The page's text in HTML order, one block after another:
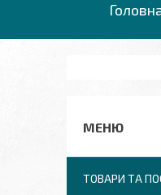
ТОВАРИ ТА